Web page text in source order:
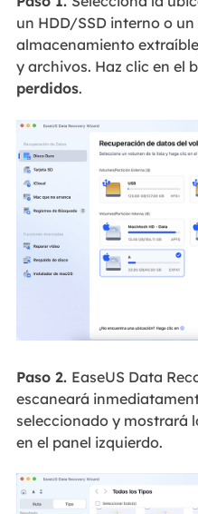
un HDD/SSD interno o
almacenamiento
y archivos. Haz clic en el
perdidos.
Paso 2. EaseUS Data
escaneará
seleccionado y mostrará
en el panel izquierdo.